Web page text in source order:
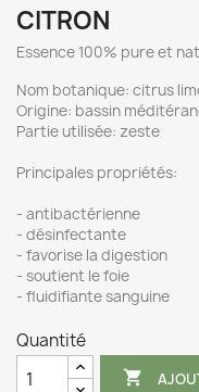
CITRON
Essence 100% pure et
Nom botanique: citrus
Origine: bassin
Partie utilisée: zeste
Principales propriétés:
- antibactérienne
- désinfectante
- favorise la digestion
- soutient le foie
- fluidifiante sanguine
Quantité
